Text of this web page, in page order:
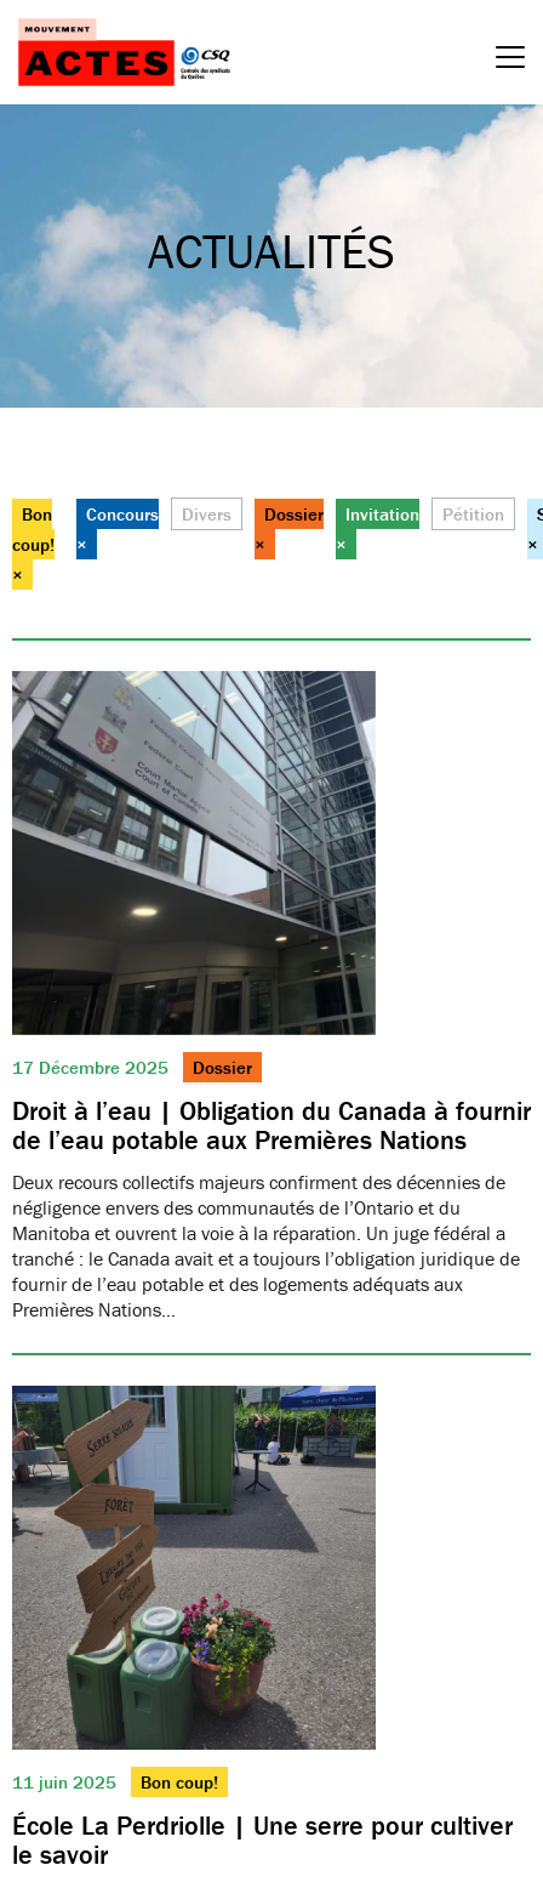
Passer
contenu
ACTUALITÉS
17 Décembre 2025 Dossier
Droit à l’eau | Obligation du Canada à fournir
de l’eau potable aux Premières Nations
Deux recours collectifs majeurs confirment des décennies de
négligence envers des communautés de l’Ontario et du
Manitoba et ouvrent la voie à la réparation. Un juge fédéral a
tranché : le Canada avait et a toujours l’obligation juridique de
fournir de l’eau potable et des logements adéquats aux
Premières Nations…
11 juin 2025 Bon coup!
École La Perdriolle | Une serre pour cultiver
le savoir
Bon
coup!
×
Concours
×
Divers
Dossier
×
Invitation
×
Pétition
×